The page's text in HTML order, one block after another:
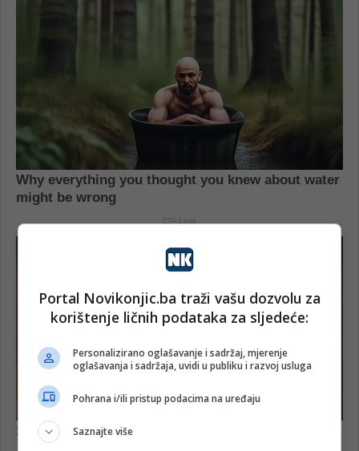
Portal Novikonjic.ba traži vašu dozvolu za
korištenje ličnih podataka za sljedeće:
Personalizirano oglašavanje i sadržaj, mjerenje
oglašavanja i sadržaja, uvidi u publiku i razvoj usluga
Pohrana i/ili pristup podacima na uređaju
Saznajte više